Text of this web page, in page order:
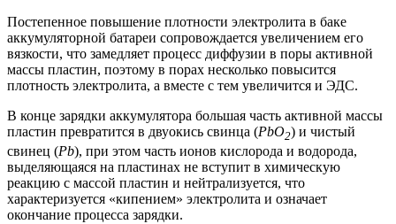
Постепенное повышение плотности электролита в баке
аккумуляторной батареи сопровождается увеличением его
вязкости, что замедляет процесс диффузии в поры активной
массы пластин, поэтому в порах несколько повысится
плотность электролита, а вместе с тем увеличится и ЭДС.
В конце зарядки аккумулятора большая часть активной массы
пластин превратится в двуокись свинца (PbO2) и чистый
свинец (Pb), при этом часть ионов кислорода и водорода,
выделяющаяся на пластинах не вступит в химическую
реакцию с массой пластин и нейтрализуется, что
характеризуется «кипением» электролита и означает
окончание процесса зарядки.